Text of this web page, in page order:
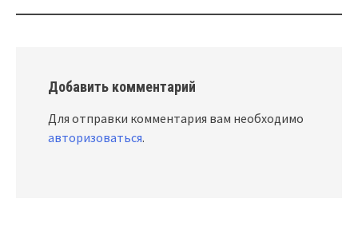
Добавить комментарий
Для отправки комментария вам необходимо
авторизоваться.